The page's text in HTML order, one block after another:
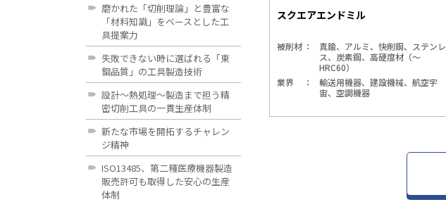
スクエアエンドミル
被削材
真鍮、アルミ、快削鋼、ステンレ
ス、炭素鋼、高硬度材（～
HRC60）
業界
輸送用機器、建設機械、航空宇
宙、空調機器
磨かれた「切削理論」と豊富な
「材料知識」をベースとした工
具提案力
失敗できない時に選ばれる「東
鋼品質」の工具製造技術
設計～熱処理～製造まで担う精
密切削工具の一貫生産体制
新たな市場を開拓するチャレン
ジ精神
ISO13485、第二種医療機器製造
販売許可も取得した安心の生産
体制